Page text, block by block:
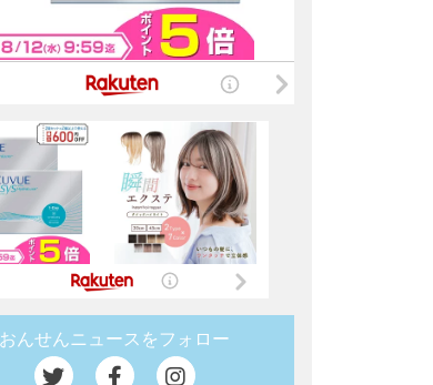
おんせんニュースをフォロー